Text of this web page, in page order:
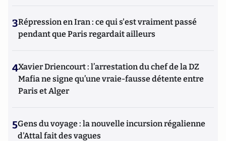
3Répression en Iran : ce qui s'est vraiment passé
pendant que Paris regardait ailleurs
4Xavier Driencourt : l’arrestation du chef de la DZ
Mafia ne signe qu’une vraie-fausse détente entre
Paris et Alger
5Gens du voyage : la nouvelle incursion régalienne
d'Attal fait des vagues